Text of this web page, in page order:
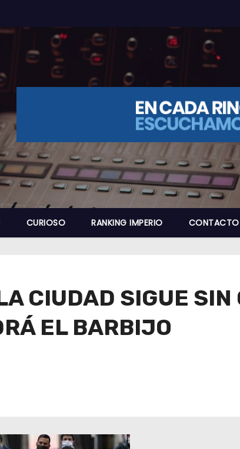
CURIOSO RANKING IMPERIO CONTACTO
CIUDAD SIGUE SIN
EL BARBIJO